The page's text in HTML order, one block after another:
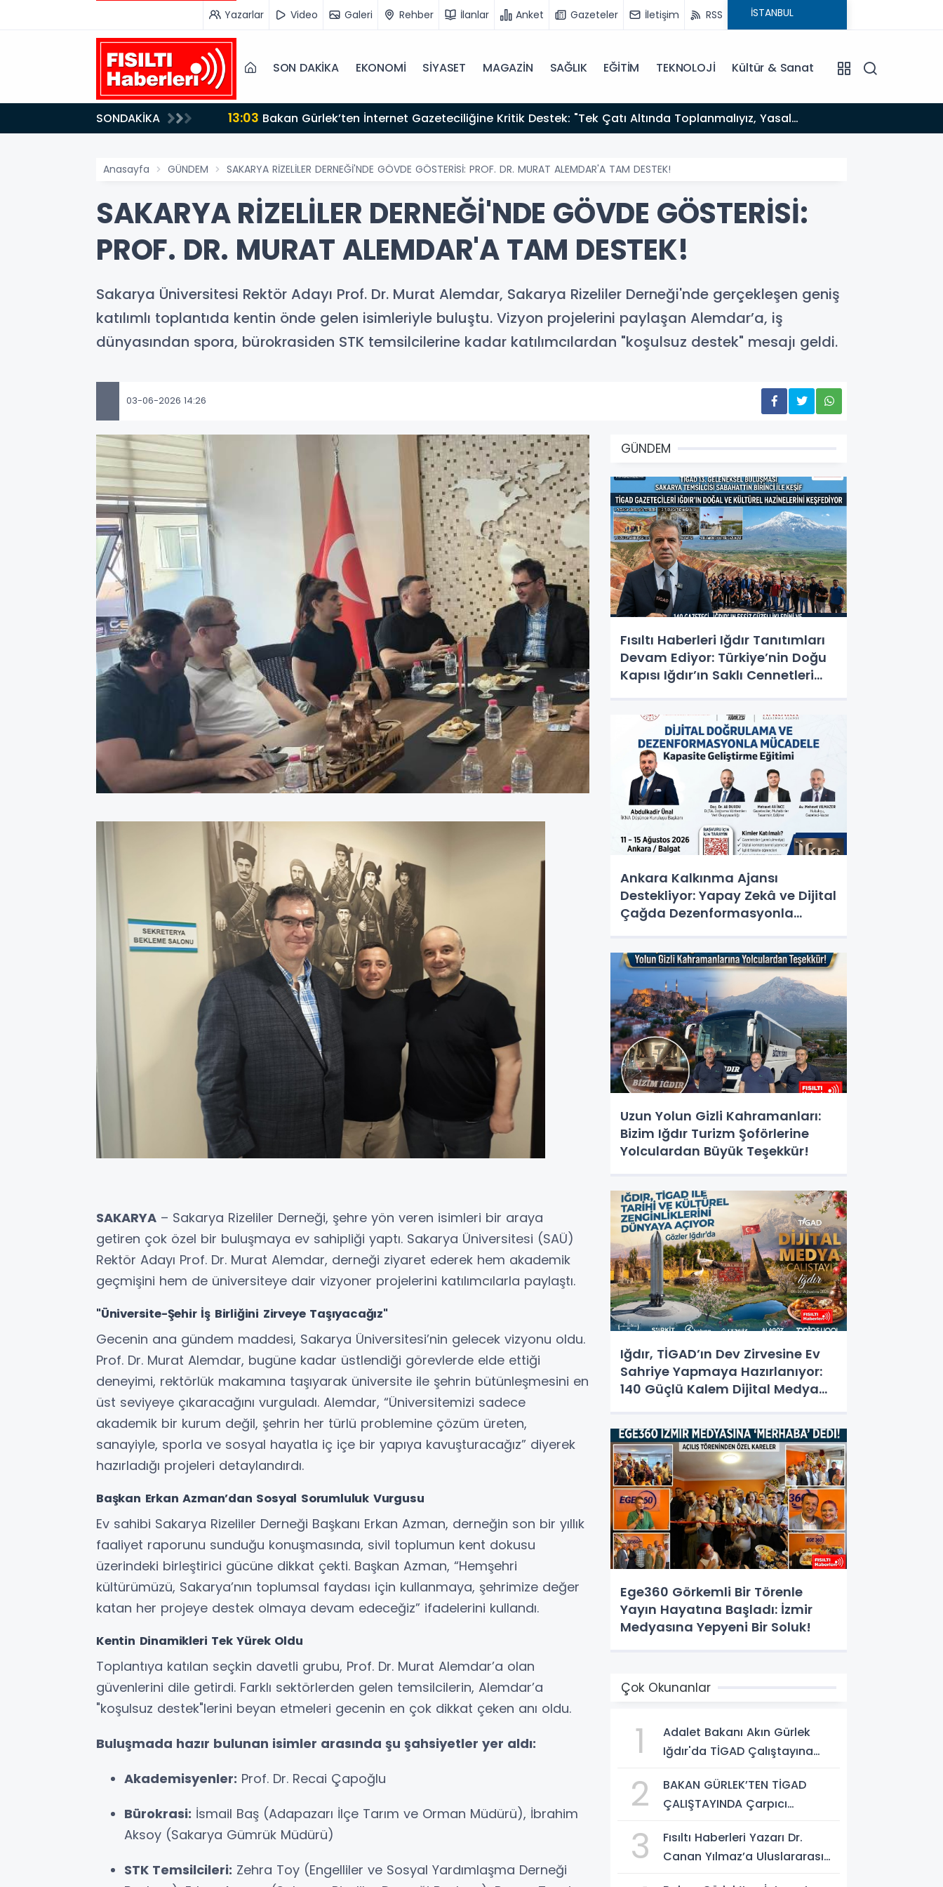
Yazarlar Video Galeri Rehber İlanlar Anket Gazeteler İletişim RSS
SON DAKİKA EKONOMİ SİYASET MAGAZİN SAĞLIK EĞİTİM TEKNOLOJİ Kültür & Sanat
SONDAKİKA 13:03
Düzenlemeye Hazırız"
İlham Ödülü
Anasayfa GÜNDEM SAKARYA RİZELİLER DERNEĞİ'NDE GÖVDE GÖSTERİSİ: PROF. DR. MURAT ALEMDAR'A TAM DESTEK!
SAKARYA RİZELİLER DERNEĞİ'NDE GÖVDE GÖSTERİSİ:
PROF. DR. MURAT ALEMDAR'A TAM DESTEK!
Sakarya Üniversitesi Rektör Adayı Prof. Dr. Murat Alemdar, Sakarya Rizeliler Derneği'nde gerçekleşen geniş
katılımlı toplantıda kentin önde gelen isimleriyle buluştu. Vizyon projelerini paylaşan Alemdar’a, iş
dünyasından spora, bürokrasiden STK temsilcilerine kadar katılımcılardan "koşulsuz destek" mesajı geldi.
03-06-2026 14:26
SAKARYA – Sakarya Rizeliler Derneği, şehre yön veren isimleri bir araya
getiren çok özel bir buluşmaya ev sahipliği yaptı. Sakarya Üniversitesi (SAÜ)
Rektör Adayı Prof. Dr. Murat Alemdar, derneği ziyaret ederek hem akademik
geçmişini hem de üniversiteye dair vizyoner projelerini katılımcılarla paylaştı.
"Üniversite-Şehir İş Birliğini Zirveye Taşıyacağız"
Gecenin ana gündem maddesi, Sakarya Üniversitesi’nin gelecek vizyonu oldu.
Prof. Dr. Murat Alemdar, bugüne kadar üstlendiği görevlerde elde ettiği
deneyimi, rektörlük makamına taşıyarak üniversite ile şehrin bütünleşmesini en
üst seviyeye çıkaracağını vurguladı. Alemdar, “Üniversitemizi sadece
akademik bir kurum değil, şehrin her türlü problemine çözüm üreten,
sanayiyle, sporla ve sosyal hayatla iç içe bir yapıya kavuşturacağız” diyerek
hazırladığı projeleri detaylandırdı.
Başkan Erkan Azman’dan Sosyal Sorumluluk Vurgusu
Ev sahibi Sakarya Rizeliler Derneği Başkanı Erkan Azman, derneğin son bir yıllık
faaliyet raporunu sunduğu konuşmasında, sivil toplumun kent dokusu
üzerindeki birleştirici gücüne dikkat çekti. Başkan Azman, “Hemşehri
kültürümüzü, Sakarya’nın toplumsal faydası için kullanmaya, şehrimize değer
katan her projeye destek olmaya devam edeceğiz” ifadelerini kullandı.
Kentin Dinamikleri Tek Yürek Oldu
Toplantıya katılan seçkin davetli grubu, Prof. Dr. Murat Alemdar’a olan
güvenlerini dile getirdi. Farklı sektörlerden gelen temsilcilerin, Alemdar’a
"koşulsuz destek"lerini beyan etmeleri gecenin en çok dikkat çeken anı oldu.
Buluşmada hazır bulunan isimler arasında şu şahsiyetler yer aldı:
Akademisyenler: Prof. Dr. Recai Çapoğlu
Bürokrasi: İsmail Baş (Adapazarı İlçe Tarım ve Orman Müdürü), İbrahim
Aksoy (Sakarya Gümrük Müdürü)
STK Temsilcileri: Zehra Toy (Engelliler ve Sosyal Yardımlaşma Derneği
GÜNDEM
Fısıltı Haberleri Iğdır Tanıtımları
Devam Ediyor: Türkiye’nin Doğu
Kapısı Iğdır’ın Saklı Cennetleri
Ankara Kalkınma Ajansı
Destekliyor: Yapay Zekâ ve Dijital
Çağda Dezenformasyonla
Uzun Yolun Gizli Kahramanları:
Bizim Iğdır Turizm Şoförlerine
Yolculardan Büyük Teşekkür!
Iğdır, TİGAD’ın Dev Zirvesine Ev
Sahriye Yapmaya Hazırlanıyor:
140 Güçlü Kalem Dijital Medya
Ege360 Görkemli Bir Törenle
Yayın Hayatına Başladı: İzmir
Medyasına Yepyeni Bir Soluk!
Çok Okunanlar
1
Adalet Bakanı Akın Gürlek
Iğdır'da TİGAD Çalıştayına
Sosyal Medya Düzenlemesi
Mesajı
2
BAKAN GÜRLEK’TEN TİGAD
ÇALIŞTAYINDA Çarpıcı
Yeni Bir Aydınlığa Uyanacağız"
3
Fısıltı Haberleri Yazarı Dr.
Canan Yılmaz’a Uluslararası